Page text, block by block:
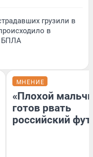
грузили в
в
БПЛА
МНЕНИЕ
«Плохой
готов рвать
российский